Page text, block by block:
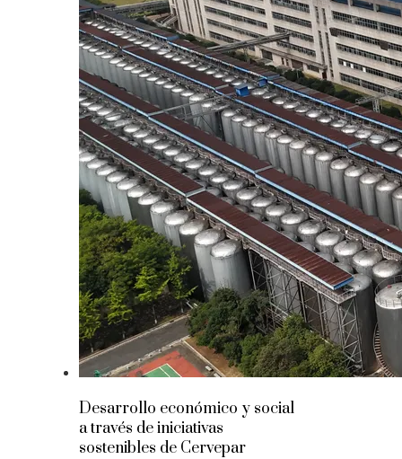
Desarrollo económico y social
a través de iniciativas
sostenibles de Cervepar